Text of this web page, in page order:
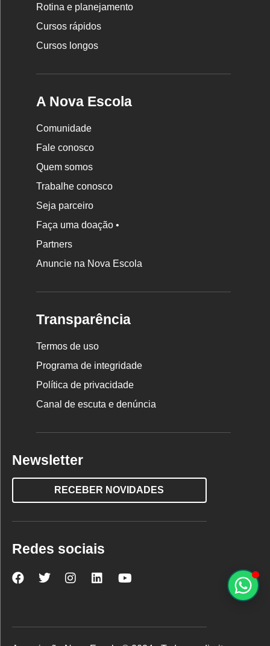
Rotina e planejamento
Cursos rápidos
Cursos longos
A Nova Escola
Comunidade
Fale conosco
Quem somos
Trabalhe conosco
Seja parceiro
Faça uma doação •
Partners
Anuncie na Nova Escola
Transparência
Termos de uso
Programa de integridade
Política de privacidade
Canal de escuta e denúncia
Newsletter
RECEBER NOVIDADES
Redes sociais
Nova
Facebook
Nova
Twitter
Nova
Instagram
Nova
LinkedInYouTube